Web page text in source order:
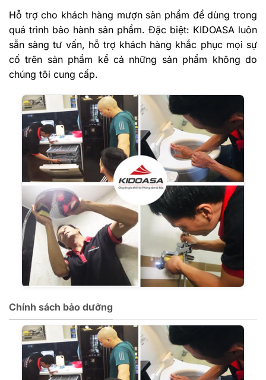
Hỗ trợ cho khách hàng mượn sản phẩm để dùng trong
quá trình bảo hành sản phẩm. Đặc biệt: KIDOASA luôn
sẵn sàng tư vấn, hỗ trợ khách hàng khắc phục mọi sự
cố trên sản phẩm kể cả những sản phẩm không do
chúng tôi cung cấp.
Chính sách bảo dưỡng